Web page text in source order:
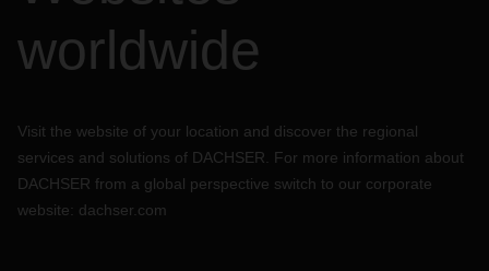
worldwide
Visit the website of your location and discover the regional
services and solutions of DACHSER. For more information about
DACHSER from a global perspective switch to our corporate
website: dachser.com